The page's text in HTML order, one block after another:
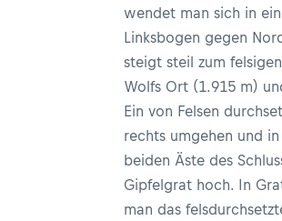
wendet man sich in
Linksbogen gegen
steigt steil zum
Wolfs Ort (1.915 m)
Ein von Felsen
rechts umgehen und
beiden Äste des
Gipfelgrat hoch. In
man das